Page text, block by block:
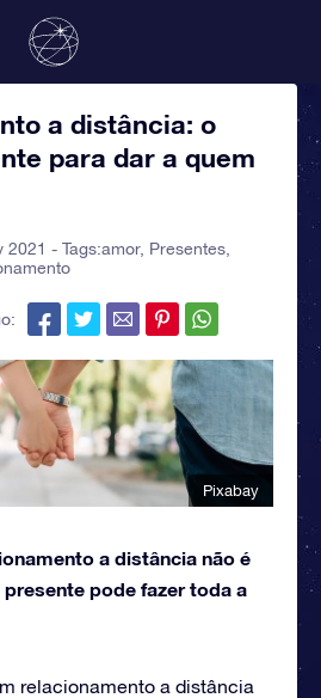
a distância: o
para dar a quem
2021 - Tags:amor, Presentes,
Pixabay
a distância não é
pode fazer toda a
relacionamento a distância